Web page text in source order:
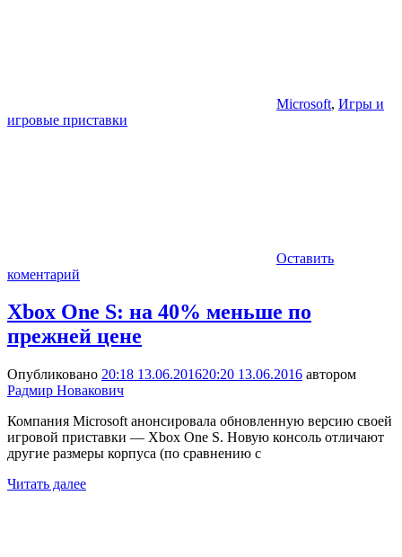
Microsoft, Игры и
игровые приставки
Оставить
коментарий
Xbox One S: на 40% меньше по
прежней цене
Опубликовано 20:18 13.06.201620:20 13.06.2016 автором
Радмир Новакович
Компания Microsoft анонсировала обновленную версию своей
игровой приставки — Xbox One S. Новую консоль отличают
другие размеры корпуса (по сравнению с
Читать далее